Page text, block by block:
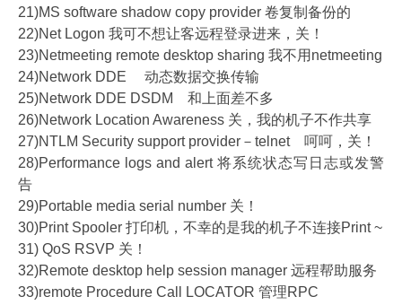
21)MS software shadow copy provider 卷复制备份的
22)Net Logon 我可不想让客远程登录进来，关！
23)Netmeeting remote desktop sharing 我不用netmeeting
24)Network DDE 动态数据交换传输
25)Network DDE DSDM 和上面差不多
26)Network Location Awareness 关，我的机子不作共享
27)NTLM Security support provider－telnet 呵呵，关！
28)Performance logs and alert 将系统状态写日志或发警
告
29)Portable media serial number 关！
30)Print Spooler 打印机，不幸的是我的机子不连接Print ~
31) QoS RSVP 关！
32)Remote desktop help session manager 远程帮助服务
33)remote Procedure Call LOCATOR 管理RPC